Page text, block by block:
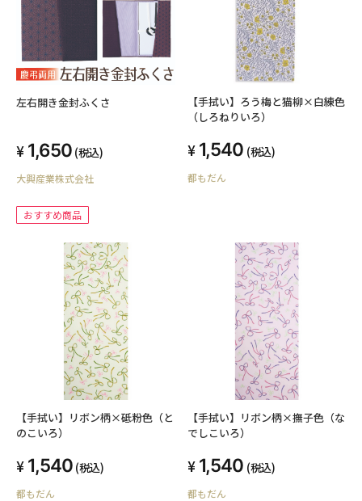
左右開き金封ふくさ
1,650 (税込)
大興産業株式会社
おすすめ商品
【手拭い】ろう梅と猫柳×白練色
（しろねりいろ）
1,540 (税込)
都もだん
【手拭い】リボン柄×砥粉色（と
のこいろ）
1,540 (税込)
都もだん
【手拭い】リボン柄×撫子色（な
でしこいろ）
1,540 (税込)
都もだん